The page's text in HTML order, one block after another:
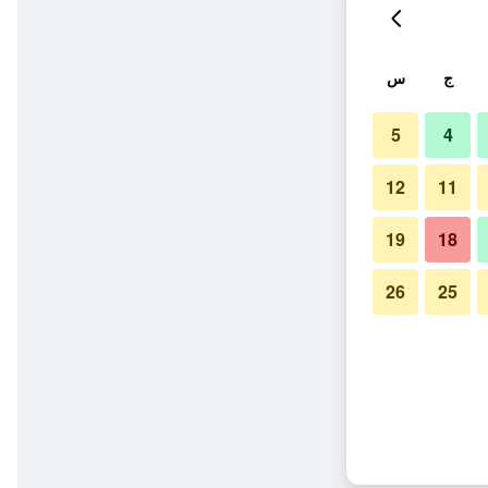
ج س
4
5
11
12
18
19
25
26